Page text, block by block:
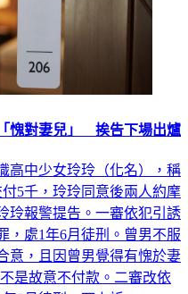
愧對妻兒」 挨告下場出爐
高中少女玲玲（化名），稱
5千，玲玲同意後兩人約摩
玲報警提告。一審依犯引誘
，處1年6月徒刑。曾男不服
意，且因曾男覺得有愧於妻
是故意不付款。二審改依